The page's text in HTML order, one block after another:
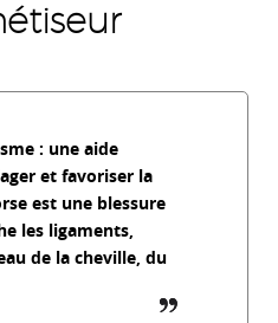
: une aide
et favoriser la
est une blessure
les ligaments,
de la cheville, du